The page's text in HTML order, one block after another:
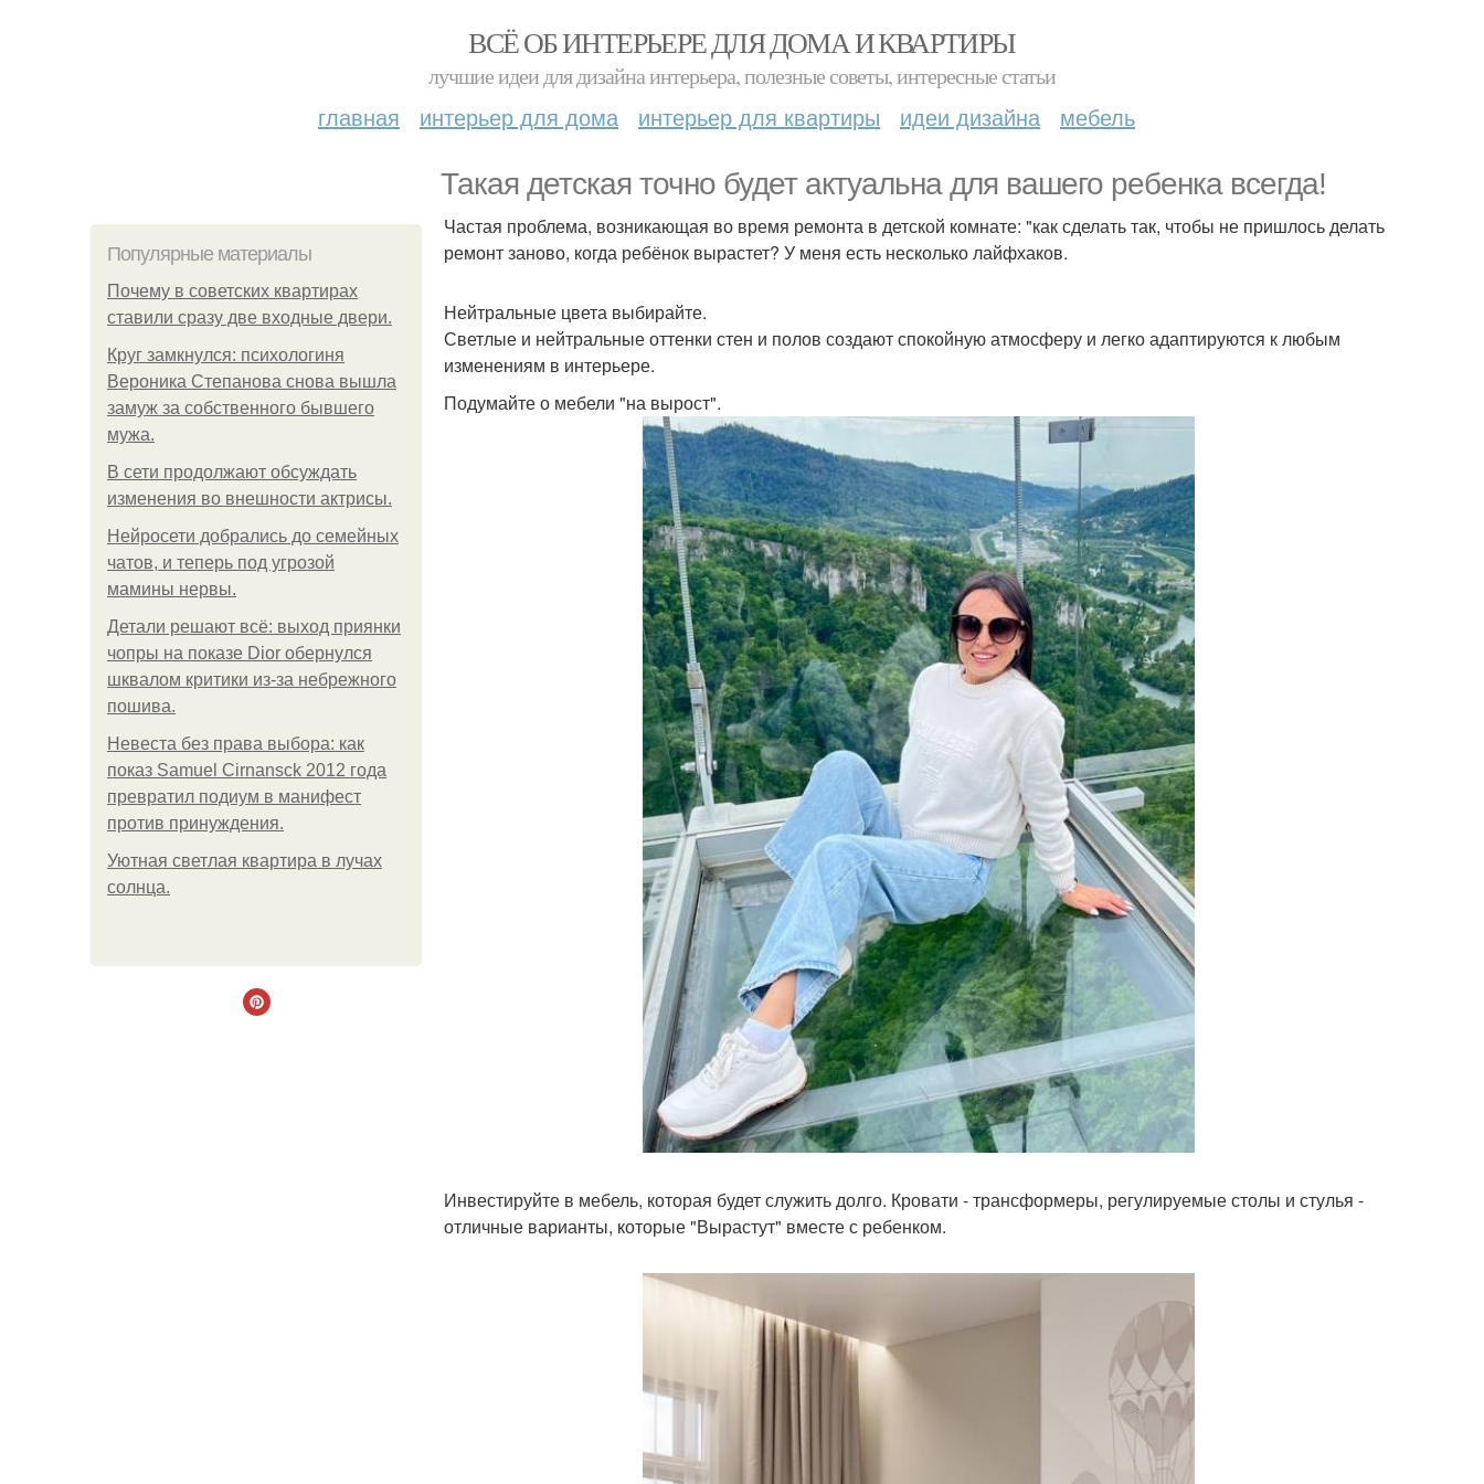
ВСЁ ОБ ИНТЕРЬЕРЕ ДЛЯ ДОМА И КВАРТИРЫ
лучшие идеи для дизайна интерьера, полезные советы, интересные статьи
главная интерьер для дома интерьер для квартиры идеи дизайна мебель
Такая детская точно будет актуальна для вашего ребенка всегда!
Популярные материалы
Почему в советских квартирах
ставили сразу две входные двери.
Круг замкнулся: психологиня
Вероника Степанова снова вышла
замуж за собственного бывшего
мужа.
В сети продолжают обсуждать
изменения во внешности актрисы.
Нейросети добрались до семейных
чатов, и теперь под угрозой
мамины нервы.
Детали решают всё: выход приянки
чопры на показе Dior обернулся
шквалом критики из-за небрежного
пошива.
Невеста без права выбора: как
показ Samuel Cirnansck 2012 года
превратил подиум в манифест
против принуждения.
Уютная светлая квартира в лучах
солнца.
Частая проблема, возникающая во время ремонта в детской комнате: "как сделать так, чтобы не пришлось делать
ремонт заново, когда ребёнок вырастет? У меня есть несколько лайфхаков.
Нейтральные цвета выбирайте.
Светлые и нейтральные оттенки стен и полов создают спокойную атмосферу и легко адаптируются к любым
изменениям в интерьере.
Подумайте о мебели "на вырост".
Инвестируйте в мебель, которая будет служить долго. Кровати - трансформеры, регулируемые столы и стулья -
отличные варианты, которые "Вырастут" вместе с ребенком.